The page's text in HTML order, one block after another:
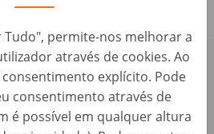
Tudo", permite-nos melhorar a
através de cookies. Ao
explícito. Pode
consentimento através de
é possível em qualquer altura
algumas vagas
te podem interessar: